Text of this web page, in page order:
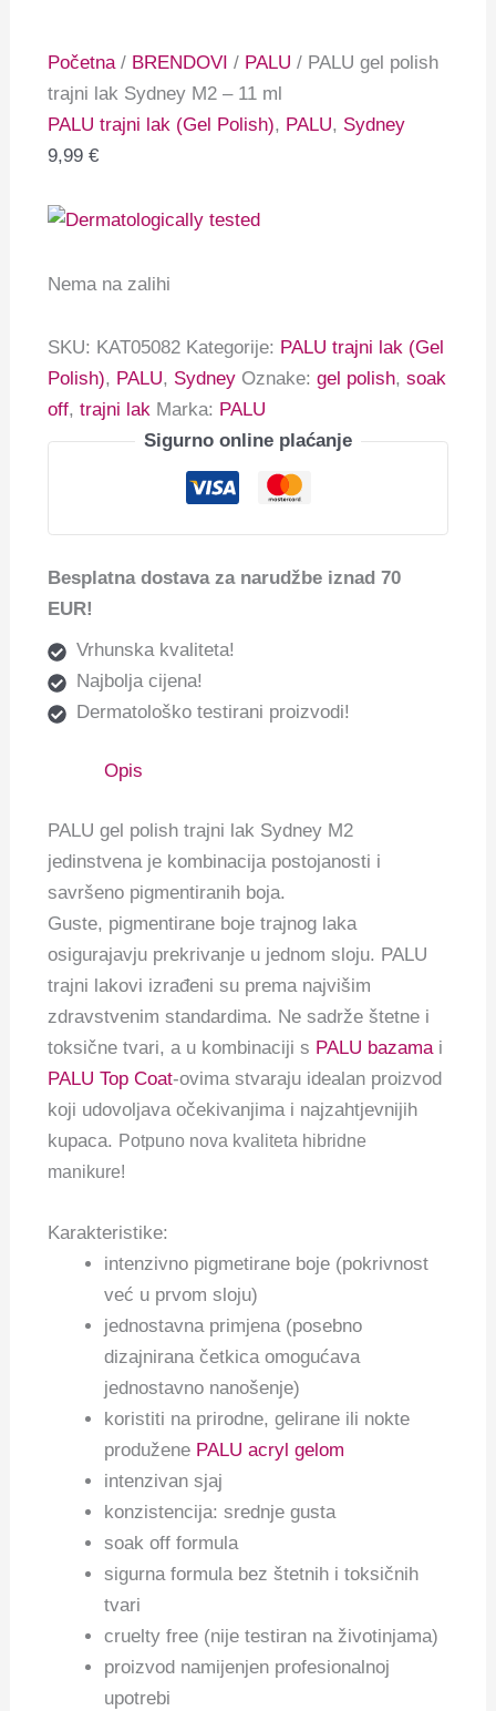
Početna / BRENDOVI / PALU / PALU gel polish
trajni lak Sydney M2 – 11 ml
PALU trajni lak (Gel Polish), PALU, Sydney
9,99€
Nema na zalihi
SKU: KAT05082 Kategorije: PALU trajni lak (Gel
Polish), PALU, Sydney Oznake:gel polish,soak
off,trajni lak Marka: PALU
Sigurno online plaćanje
Besplatna dostava za narudžbe iznad 70
EUR!
Vrhunska kvaliteta!
Najbolja cijena!
Dermatološko testirani proizvodi!
Opis
PALU gel polish trajni lak Sydney M2
jedinstvena je kombinacija postojanosti i
savršeno pigmentiranih boja.
Guste, pigmentirane boje trajnog laka
osigurajavju prekrivanje u jednom sloju. PALU
trajni lakovi izrađeni su prema najvišim
zdravstvenim standardima. Ne sadrže štetne i
toksične tvari, a u kombinaciji s PALU bazamai
PALU Top Coat-ovima stvaraju idealan proizvod
koji udovoljava očekivanjima i najzahtjevnijih
kupaca. Potpuno nova kvaliteta hibridne
manikure!
Karakteristike:
intenzivno pigmetirane boje (pokrivnost
već u prvom sloju)
jednostavna primjena (posebno
dizajnirana četkica omogućava
jednostavno nanošenje)
koristiti na prirodne, gelirane ili nokte
produžene PALU acryl gelom
intenzivan sjaj
konzistencija: srednje gusta
soak off formula
sigurna formula bez štetnih i toksičnih
tvari
cruelty free (nije testiran na životinjama)
proizvod namijenjen profesionalnoj
upotrebi